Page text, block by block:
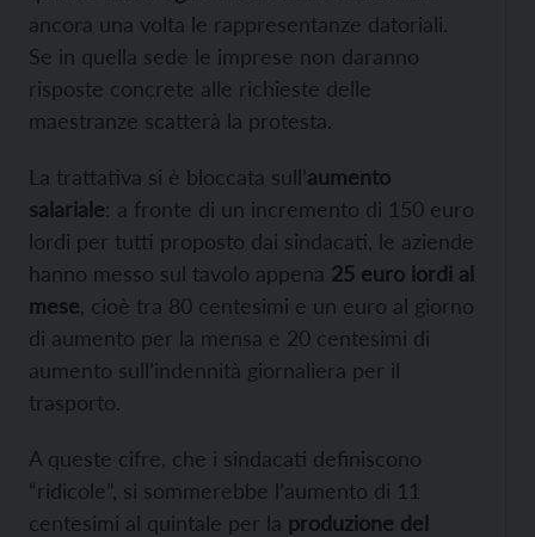
ancora una volta le rappresentanze datoriali.
Se in quella sede le imprese non daranno
risposte concrete alle richieste delle
maestranze scatterà la protesta.
La trattativa si è bloccata sull’aumento
salariale: a fronte di un incremento di 150 euro
lordi per tutti proposto dai sindacati, le aziende
hanno messo sul tavolo appena 25 euro lordi al
mese , cioè tra 80 centesimi e un euro al giorno
di aumento per la mensa e 20 centesimi di
aumento sull’indennità giornaliera per il
trasporto.
A queste cifre, che i sindacati definiscono
“ridicole”, si sommerebbe l’aumento di 11
centesimi al quintale per la produzione del